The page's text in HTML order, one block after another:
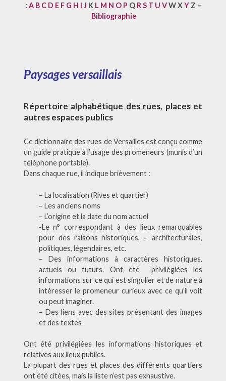
: A B C D E F G H I J K L M N O P Q R S T U VW XYZ –
Bibliographie
Paysages versaillais
Répertoire alphabétique des rues, places et
autres espaces publics
Ce dictionnaire des rues de Versailles est conçu comme
un guide pratique à l’usage des promeneurs (munis d’un
téléphone portable).
Dans chaque rue, il indique brièvement :
– La localisation (Rives et quartier)
– Les anciens noms
– L’origine et la date du nom actuel
-Le n° correspondant à des lieux remarquables
pour des raisons historiques, – architecturales,
politiques, légendaires, etc.
– Des informations à caractères historiques,
actuels ou futurs. Ont été privilégiées les
informations sur ce qui est singulier et de nature à
intéresser le promeneur curieux avec ce qu’il voit
ou peut imaginer.
– Des liens avec des sites présentant des images
et des textes
Ont été privilégiées les informations historiques et
relatives aux lieux publics.
La plupart des rues et places des différents quartiers
ont été citées, mais la liste n’est pas exhaustive.